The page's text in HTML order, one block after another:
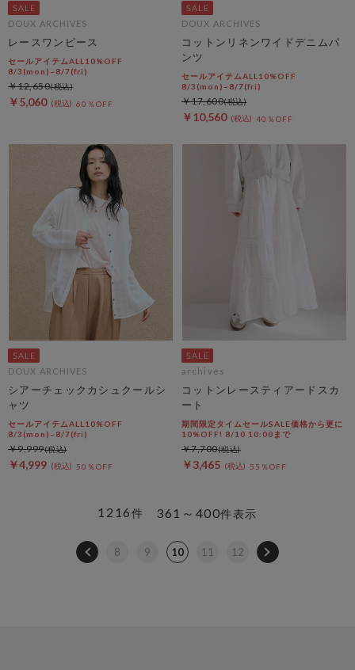
DOUX ARCHIVES
レースワンピース
セールアイテムALL10%OFF
8/3(mon)~8/7(fri)
￥5,060 60％OFF
￥12,650
DOUX ARCHIVES
コットンリネンワイドデニムパ
ンツ
セールアイテムALL10%OFF
8/3(mon)~8/7(fri)
￥10,560 40％OFF
￥17,600
DOUX ARCHIVES
シアーチェックカシュクールシ
ャツ
セールアイテムALL10%OFF
8/3(mon)~8/7(fri)
￥4,999 50％OFF
￥9,999
archives
コットンレースティアードスカ
ート
期間限定タイムセールSALE価格から更に
10%OFF! 8/10 10:00まで
￥3,465 55％OFF
￥7,700
361～400件表示
1216件
8 9 10 11 12